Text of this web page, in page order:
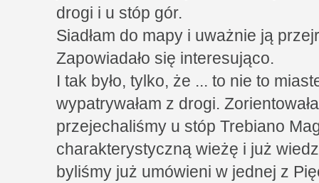
drogi i u stóp gór.
Siadłam do mapy i uważnie ją
Zapowiadało się interesująco.
I tak było, tylko, że ... to nie to
wypatrywałam z drogi.
przejechaliśmy u stóp Trebiano
charakterystyczną wieżę i już
byliśmy już umówieni w jednej z